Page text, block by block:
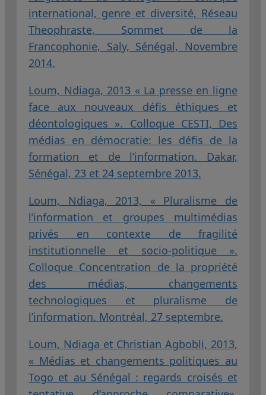
international, genre et diversité, Réseau
Theophraste, Sommet de la
Francophonie, Saly, Sénégal, Novembre
2014.
Loum, Ndiaga, 2013 « La presse en ligne
face aux nouveaux défis éthiques et
déontologiques ». Colloque CESTI, Des
médias en démocratie: les défis de la
formation et de l’information. Dakar,
Sénégal, 23 et 24 septembre 2013.
Loum, Ndiaga, 2013, « Pluralisme de
l’information et groupes multimédias
privés en contexte de fragilité
institutionnelle et socio-politique ».
Colloque Concentration de la propriété
des médias, changements
technologiques et pluralisme de
l’information. Montréal, 27 septembre.
Loum, Ndiaga et Christian Agbobli, 2013,
« Médias et changements politiques au
Togo et au Sénégal : regards croisés et